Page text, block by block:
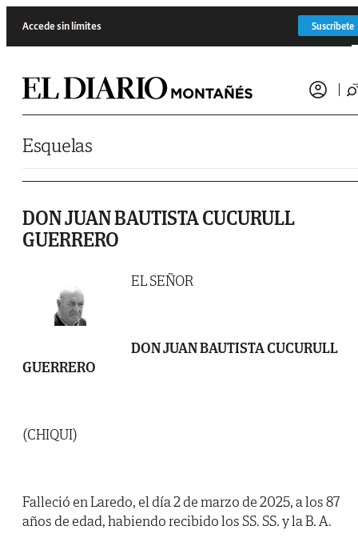
Accede sin límites Suscríbete
Esquelas
DON JUAN BAUTISTA CUCURULL
GUERRERO
EL SEÑOR
DON JUAN BAUTISTA CUCURULL
GUERRERO
(CHIQUI)
Falleció en Laredo, el día 2 de marzo de 2025, a los 87
años de edad, habiendo recibido los SS. SS. y la B. A.